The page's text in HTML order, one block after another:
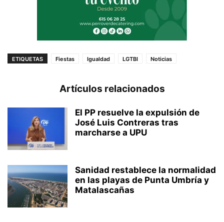
ETIQUETAS Fiestas Igualdad LGTBI Noticias
Artículos relacionados
El PP resuelve la expulsión de
José Luis Contreras tras
marcharse a UPU
Sanidad restablece la normalidad
en las playas de Punta Umbría y
Matalascañas